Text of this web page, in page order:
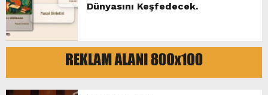
Dünyasını Keşfedecek.